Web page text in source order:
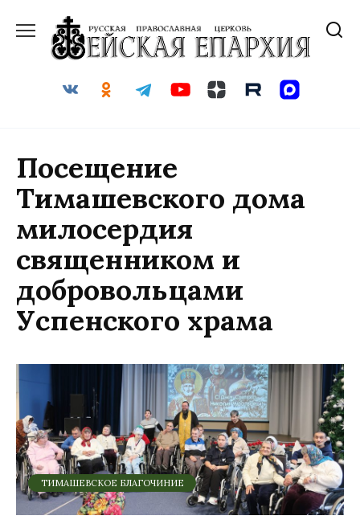
содержанию
Посещение
Тимашевского дома
милосердия
священником и
добровольцами
Успенского храма
ТИМАШЕВСКОЕ БЛАГОЧИНИЕ